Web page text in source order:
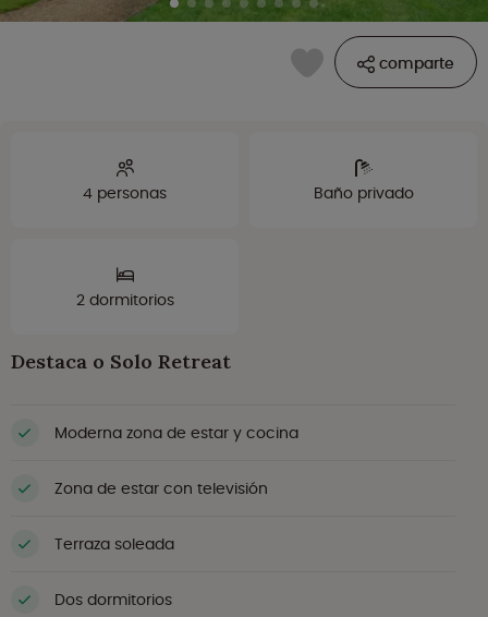
comparte
4 personas Baño privado
2 dormitorios
Destaca o Solo Retreat
Moderna zona de estar y cocina
Zona de estar con televisión
Terraza soleada
Dos dormitorios